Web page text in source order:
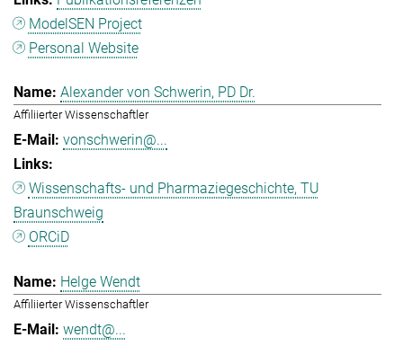
ModelSEN Project
Personal Website
Alexander von Schwerin, PD Dr.
Affiliierter Wissenschaftler
vonschwerin@...
Wissenschafts- und Pharmaziegeschichte, TU
Braunschweig
ORCiD
Helge Wendt
Affiliierter Wissenschaftler
wendt@...